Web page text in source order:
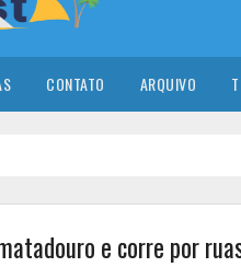
CONTATO ARQUIVO
e corre por